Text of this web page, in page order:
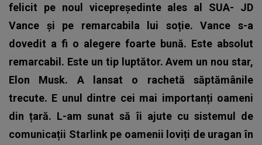
felicit pe noul vicepreședinte ales al SUA- JD
Vance și pe remarcabila lui soție. Vance s-a
dovedit a fi o alegere foarte bună. Este absolut
remarcabil. Este un tip luptător. Avem un nou star,
Elon Musk. A lansat o rachetă săptămânile
trecute. E unul dintre cei mai importanți oameni
din țară. L-am sunat să îi ajute cu sistemul de
comunicații Starlink pe oamenii loviți de uragan în